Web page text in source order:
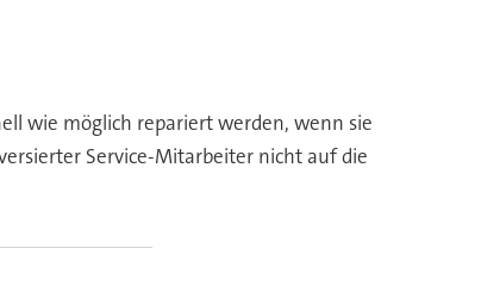
wie möglich repariert werden, wenn sie
Service-Mitarbeiter nicht auf die